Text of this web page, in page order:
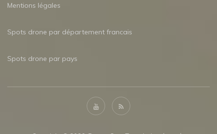
Mentions légales
Spots drone par département francais
Spots drone par pays